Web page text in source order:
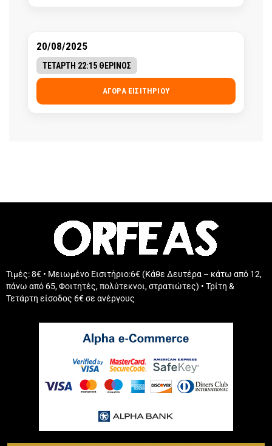
20/08/2025
ΤΕΤΑΡΤΗ 22:15 ΘΕΡΙΝΟΣ
ΑΓΟΡΆ ΕΙΣΙΤΗΡΊΟΥ
Τιμές: 8€ • Μειωμένο Εισιτήριο:6€ (Κάθε Δευτέρα – κάτω από 12,
πάνω από 65, Φοιτητές, πολύτεκνοι, στρατιώτες) • Τρίτη &
Τετάρτη είσοδος 6€ σε ανέργους